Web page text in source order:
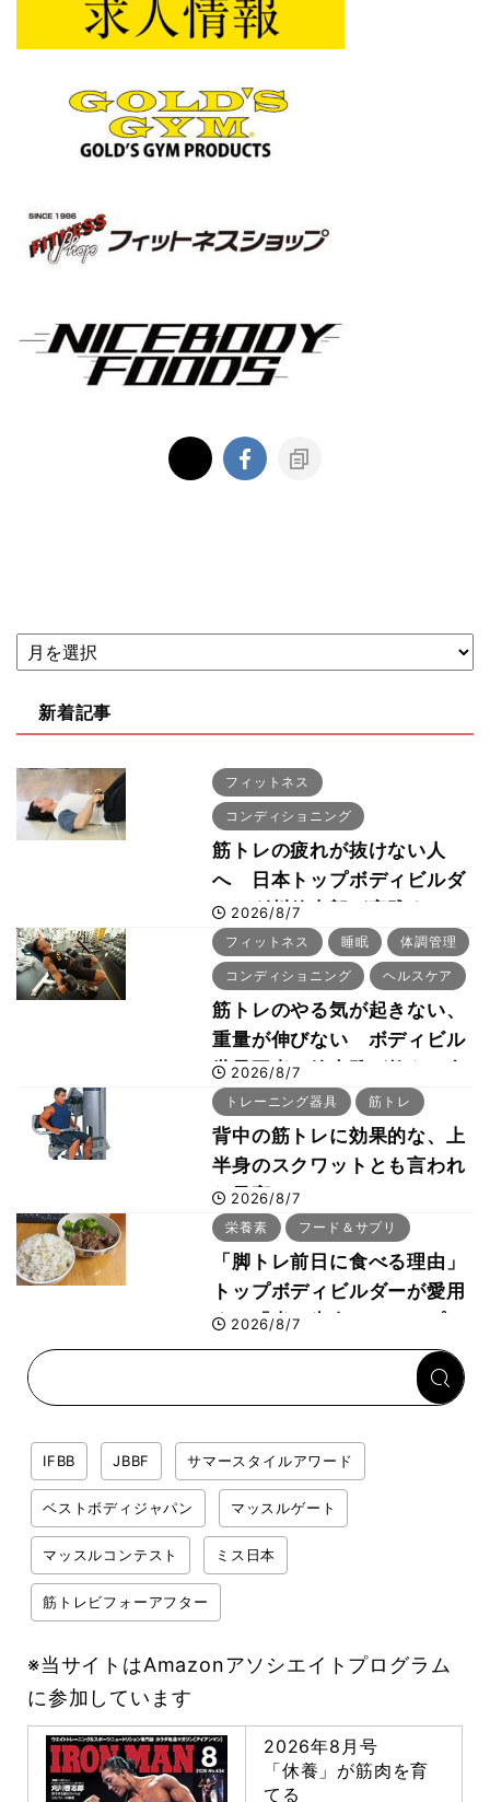
新着記事
フィットネス
コンディショニング
筋トレの疲れが抜けない人
へ 日本トップボディビルダ
ー・刈川啓志郎が実践する
「回復習慣」
2026/8/7
フィットネス 睡眠 体調管理
コンディショニング ヘルスケア
筋トレのやる気が起きない、
重量が伸びない ボディビル
世界王者・鈴木雅が教える食
事・睡眠・呼吸の整え方
2026/8/7
トレーニング器具 筋トレ
背中の筋トレに効果的な、上
半身のスクワットとも言われ
た最高マシン“ノーチラス・
プルオーバーマシン”とは？
2026/8/7
栄養素 フード＆サプリ
「脚トレ前日に食べる理由」
トップボディビルダーが愛用
する「米＋牛肉」のシンプル
回復メシとは？
2026/8/7
IFBB JBBF サマースタイルアワード
ベストボディジャパン マッスルゲート
マッスルコンテスト ミス日本
筋トレビフォーアフター
※当サイトはAmazonアソシエイトプログラム
に参加しています
2026年8月号
「休養」が筋肉を育
てる